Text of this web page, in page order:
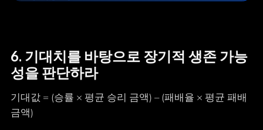
6. 기대치를 바탕으로 장기적 생존 가능
성을 판단하라
기대값 = (승률 × 평균 승리 금액) – (패배율 × 평균 패배
금액)